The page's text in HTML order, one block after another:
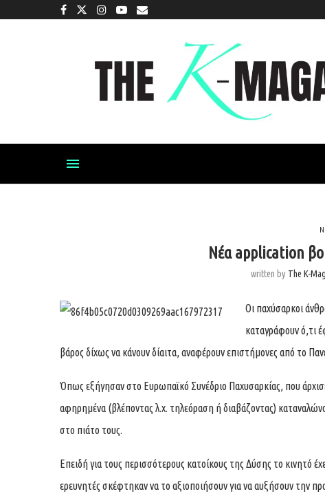
Νέα application
written by The K-
Οι παχύσαρκοι
καταγράφουν ό,τι
βάρος δίχως να κάνουν δίαιτα, αναφέρουν επιστήμονες από το
Όπως εξήγησαν στο Ευρωπαϊκό Συνέδριο Παχυσαρκίας, που
αφηρημένα (βλέποντας λ.χ. τηλεόραση ή διαβάζοντας)
στο πιάτο τους.
Επειδή για τους περισσότερους κατοίκους της Δύσης το κινητό
ερευνητές σκέφτηκαν να το αξιοποιήσουν για να αυξήσουν την